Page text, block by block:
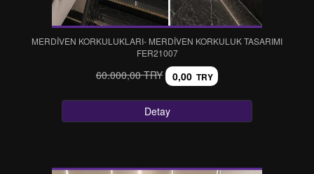
MERDİVEN KORKULUKLARI- MERDİVEN KORKULUK TASARIMI
FER21007
60.000,00 TRY 0,00 TRY
Detay